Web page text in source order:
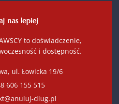
nas lepiej
to doświadczenie,
i dostępność.
ul. Łowicka 19/6
606 155 515
dlug.pl